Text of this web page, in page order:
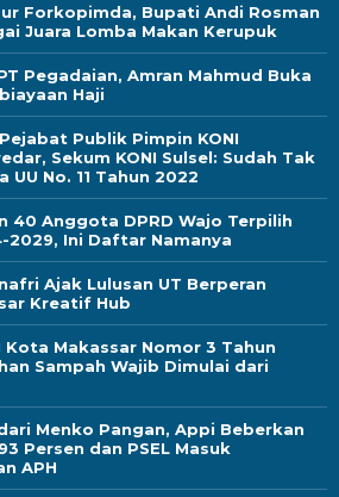
Forkopimda, Bupati Andi Rosman
Juara Lomba Makan Kerupuk
Pegadaian, Amran Mahmud Buka
Haji
Publik Pimpin KONI
Sekum KONI Sulsel: Sudah Tak
UU No. 11 Tahun 2022
40 Anggota DPRD Wajo Terpilih
2029, Ini Daftar Namanya
Ajak Lulusan UT Berperan
Kreatif Hub
Makassar Nomor 3 Tahun
Sampah Wajib Dimulai dari
Menko Pangan, Appi Beberkan
Persen dan PSEL Masuk
APH